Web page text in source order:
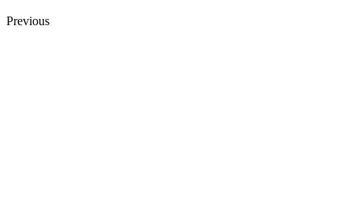
Previous